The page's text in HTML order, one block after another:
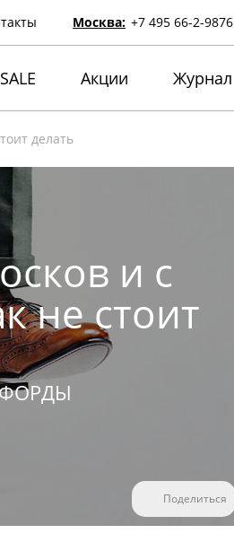
Москва: +7 495 66-2-9876
SALE Акции Журнал
делать
и с
не стоит
Поделиться